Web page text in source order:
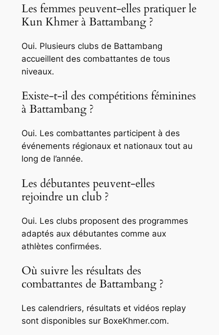
Les femmes peuvent-elles pratiquer le
Kun Khmer à Battambang ?
Oui. Plusieurs clubs de Battambang
accueillent des combattantes de tous
niveaux.
Existe-t-il des compétitions féminines
à Battambang ?
Oui. Les combattantes participent à des
événements régionaux et nationaux tout au
long de l’année.
Les débutantes peuvent-elles
rejoindre un club ?
Oui. Les clubs proposent des programmes
adaptés aux débutantes comme aux
athlètes confirmées.
Où suivre les résultats des
combattantes de Battambang ?
Les calendriers, résultats et vidéos replay
sont disponibles sur BoxeKhmer.com.